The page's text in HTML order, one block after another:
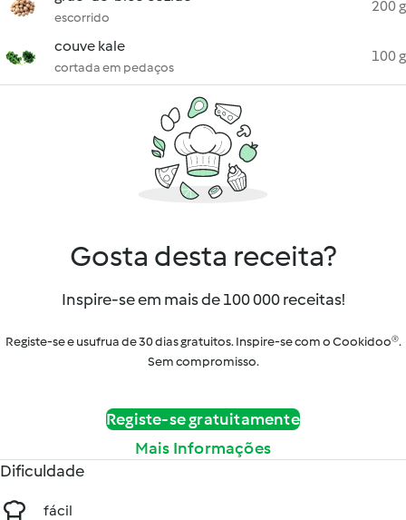
escorrido
200 g
couve kale
cortada em pedaços
100 g
Gosta desta receita?
Inspire-se em mais de 100 000 receitas!
Registe-se e usufrua de 30 dias gratuitos. Inspire-se com o Cookidoo®.
Sem compromisso.
Registe-se gratuitamente
Mais Informações
Dificuldade
fácil